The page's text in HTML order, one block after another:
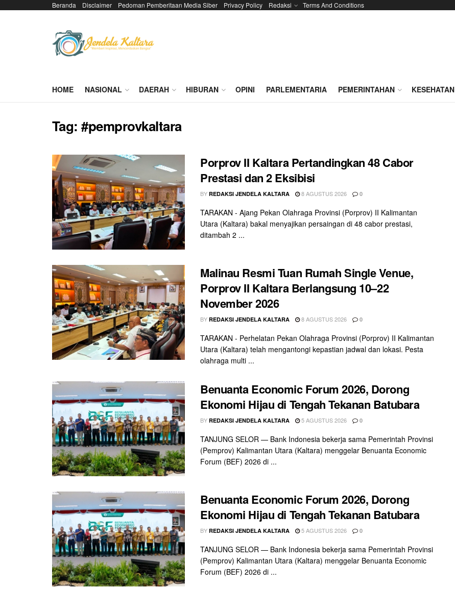
Beranda Disclaimer Pedoman Pemberitaan Media Siber Privacy Policy Redaksi Terms And Conditions
HOME NASIONAL DAERAH HIBURAN OPINI PARLEMENTARIA PEMERINTAHAN KESEHATAN
Tag:#pemprovkaltara
Porprov II Kaltara Pertandingkan 48 Cabor
Prestasi dan 2 Eksibisi
BY REDAKSI JENDELA KALTARA 8 AGUSTUS 2026 0
TARAKAN - Ajang Pekan Olahraga Provinsi (Porprov) II Kalimantan
Utara (Kaltara) bakal menyajikan persaingan di 48 cabor prestasi,
ditambah 2 ...
Malinau Resmi Tuan Rumah Single Venue,
Porprov II Kaltara Berlangsung 10–22
November 2026
BY REDAKSI JENDELA KALTARA 8 AGUSTUS 2026 0
TARAKAN - Perhelatan Pekan Olahraga Provinsi (Porprov) II Kalimantan
Utara (Kaltara) telah mengantongi kepastian jadwal dan lokasi. Pesta
olahraga multi ...
Benuanta Economic Forum 2026, Dorong
Ekonomi Hijau di Tengah Tekanan Batubara
BY REDAKSI JENDELA KALTARA 5 AGUSTUS 2026 0
TANJUNG SELOR — Bank Indonesia bekerja sama Pemerintah Provinsi
(Pemprov) Kalimantan Utara (Kaltara) menggelar Benuanta Economic
Forum (BEF) 2026 di ...
Benuanta Economic Forum 2026, Dorong
Ekonomi Hijau di Tengah Tekanan Batubara
BY REDAKSI JENDELA KALTARA 5 AGUSTUS 2026 0
TANJUNG SELOR — Bank Indonesia bekerja sama Pemerintah Provinsi
(Pemprov) Kalimantan Utara (Kaltara) menggelar Benuanta Economic
Forum (BEF) 2026 di ...